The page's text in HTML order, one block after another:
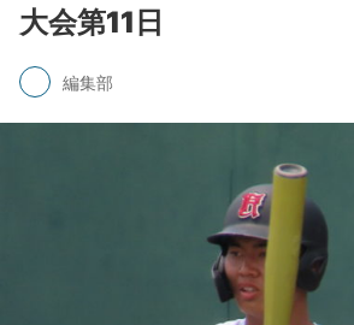
大会第11日
編集部